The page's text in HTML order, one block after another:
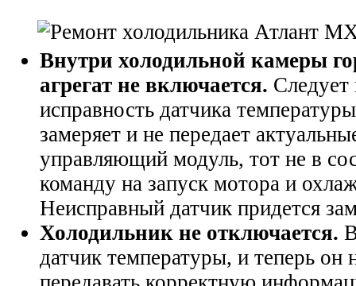
Внутри холодильной камеры
агрегат не включается. Следует
исправность датчика
замеряет и не передает
управляющий модуль, тот не в
команду на запуск мотора и
Неисправный датчик придется
Холодильник не отключается.
датчик температуры, и теперь он